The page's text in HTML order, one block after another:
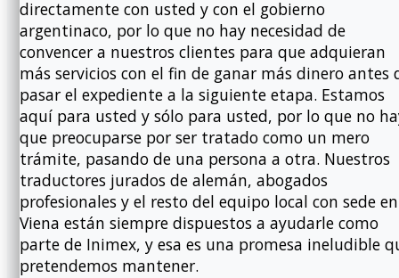
directamente con usted y con el gobierno
argentinaco, por lo que no hay necesidad de
convencer a nuestros clientes para que adquieran
más servicios con el fin de ganar más dinero antes
pasar el expediente a la siguiente etapa. Estamos
aquí para usted y sólo para usted, por lo que no
que preocuparse por ser tratado como un mero
trámite, pasando de una persona a otra. Nuestros
traductores jurados de alemán, abogados
profesionales y el resto del equipo local con sede en
Viena están siempre dispuestos a ayudarle como
parte de Inimex, y esa es una promesa ineludible
pretendemos mantener.